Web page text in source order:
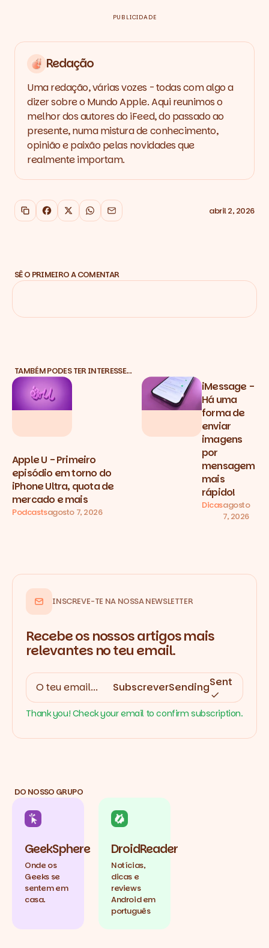
PUBLICIDADE
Redação
Uma redação, várias vozes - todas com algo a
dizer sobre o Mundo Apple. Aqui reunimos o
melhor dos autores do iFeed, do passado ao
presente, numa mistura de conhecimento,
opinião e paixão pelas novidades que
realmente importam.
Copiar link
Facebook
X WhatsApp
Email abril 2, 2026
SÊ O PRIMEIRO A COMENTAR
TAMBÉM PODES TER INTERESSE…
Apple U - Primeiro
episódio em torno do
iPhone Ultra, quota de
mercado e mais
Podcastsagosto 7, 2026
iMessage -
Há uma
forma de
enviar
imagens
por
mensagem
mais
rápido!
Dicasagosto
7, 2026
INSCREVE-TE NA NOSSA NEWSLETTER
Recebe os nossos artigos mais
relevantes no teu email.
SubscreverSendingSent
Thank you! Check your email to confirm subscription.
DO NOSSO GRUPO
GeekSphere
Onde os
Geeks se
sentem em
casa.
DroidReader
Notícias,
dicas e
reviews
Android em
português